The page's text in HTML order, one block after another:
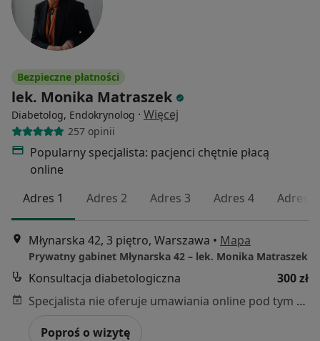
Bezpieczne płatności
lek. Monika Matraszek
Diabetolog, Endokrynolog · Więcej
257 opinii
Popularny specjalista: pacjenci chętnie płacą
online
Adres 1
Adres 2 Adres 3 Adres 4 Adres 5
Młynarska 42, 3 piętro, Warszawa • Mapa
Prywatny gabinet Młynarska 42 – lek. Monika Matraszek
Konsultacja diabetologiczna
300 zł
Specjalista nie oferuje umawiania online pod tym adresem.
Poproś o wizytę